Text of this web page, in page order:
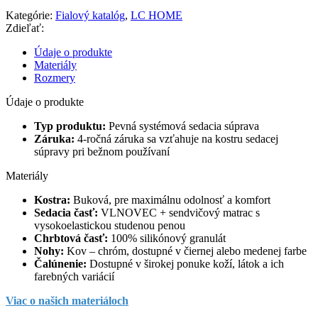
Kategórie: Fialový katalóg, LC HOME
Zdieľať:
Údaje o produkte
Materiály
Rozmery
Údaje o produkte
Typ produktu: Pevná systémová sedacia súprava
Záruka: 4-ročná záruka sa vzťahuje na kostru sedacej
súpravy pri bežnom používaní
Materiály
Kostra: Buková, pre maximálnu odolnosť a komfort
Sedacia časť: VLNOVEC + sendvičový matrac s
vysokoelastickou studenou penou
Chrbtová časť: 100% silikónový granulát
Nohy: Kov – chróm, dostupné v čiernej alebo medenej farbe
Čalúnenie: Dostupné v širokej ponuke koží, látok a ich
farebných variácií
Viac o našich materiáloch